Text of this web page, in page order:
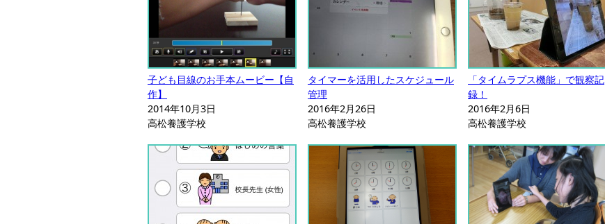
子ども目線のお手本ムービー【自
作】
2014年10月3日
高松養護学校
タイマーを活用したスケジュール
管理
2016年2月26日
高松養護学校
「タイムラプス機能」で観察記
録！
2016年2月6日
高松養護学校